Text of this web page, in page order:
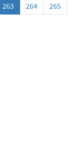
263 (current)
264
265